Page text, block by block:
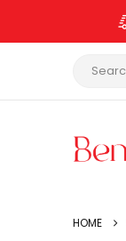
HOME